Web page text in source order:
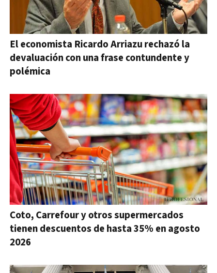
El economista Ricardo Arriazu rechazó la
devaluación con una frase contundente y
polémica
Coto, Carrefour y otros supermercados
tienen descuentos de hasta 35% en agosto
2026